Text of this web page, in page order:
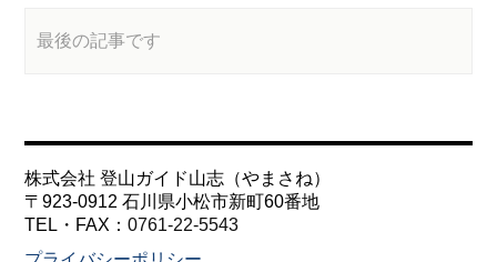
最後の記事です
株式会社 登山ガイド山志（やまさね）
〒923-0912 石川県小松市新町60番地
TEL・FAX：0761-22-5543